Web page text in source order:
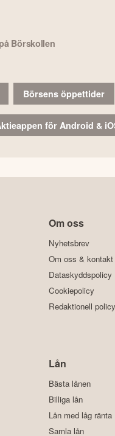
Börskollen
Börsens öppettider
för Android &
Om oss
Nyhetsbrev
Om oss & kontakt
Dataskyddspolicy
Cookiepolicy
Redaktionell policy
Lån
Bästa lånen
Billiga lån
Lån med låg ränta
Samla lån